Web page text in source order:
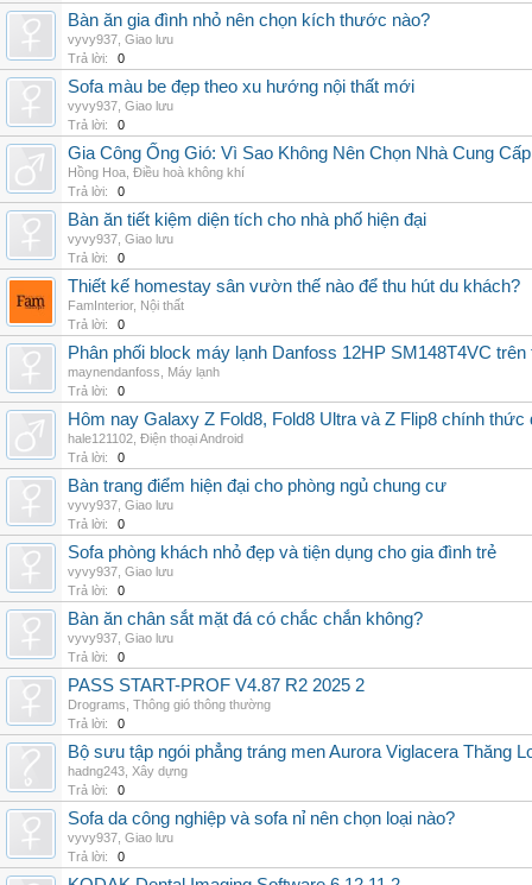
Bàn ăn gia đình nhỏ nên chọn kích thước nào?
vyvy937 Giao lưu
Trả lời:
0
Sofa màu be đẹp theo xu hướng nội thất mới
vyvy937 Giao lưu
Trả lời:
0
Gia Công Ống Gió: Vì Sao Không Nên Chọn Nhà Cung
Hồng Hoa Điều hoà không khí
Trả lời:
0
Bàn ăn tiết kiệm diện tích cho nhà phố hiện đại
vyvy937 Giao lưu
Trả lời:
0
Thiết kế homestay sân vườn thế nào để thu hút du khách?
FamInterior, Nội thất
Trả lời:
0
Phân phối block máy lạnh Danfoss 12HP SM148T4VC
maynendanfoss
Máy lạnh
Trả lời:
0
Hôm nay Galaxy Z Fold8, Fold8 Ultra và Z Flip8 chính
hale121102 Điện thoại Android
Trả lời:
0
Bàn trang điểm hiện đại cho phòng ngủ chung cư
vyvy937 Giao lưu
Trả lời:
0
Sofa phòng khách nhỏ đẹp và tiện dụng cho gia đình trẻ
vyvy937 Giao lưu
Trả lời:
0
Bàn ăn chân sắt mặt đá có chắc chắn không?
vyvy937 Giao lưu
Trả lời:
0
PASS START-PROF V4.87 R2 2025 2
Drograms Thông gió thông thường
Trả lời:
0
Bộ sưu tập ngói phẳng tráng men Aurora Viglacera Thăng
hadng243 Xây dựng
Trả lời:
0
Sofa da công nghiệp và sofa nỉ nên chọn loại nào?
vyvy937 Giao lưu
Trả lời:
0